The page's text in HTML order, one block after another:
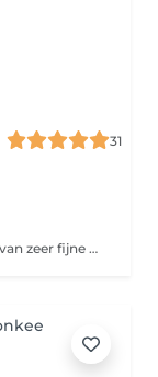
31
Bij microneedling wordt er gebruik gemaakt van zeer fijne naaldjes die op hoog tempo vibreren in de huid. Zo maken de naaldjes kleine verticale geultjes in de huid waardoor de aanmaak van collageen en elastine wordt gestimuleerd. Dit levert een egalere en stevigere huid op. Ook worden acnelittekens en fijne lijntjes minder zichtbaar. Bij microneedling met een dermaroller wordt er gebruik gemaakt van een roller uitgerust met hele fijne naaldjes. Hiermee wordt de huid als het ware 'beschadigd'. Dit stimuleert de huidvernieuwing, waardoor deze soepeler, egaler en stralender wordt. Het voordeel van een dermapen ten opzichte van een Dermaroller is dat je minder hersteltijd nodig hebt en dat de behandeling prettiger is om te ondergaan.